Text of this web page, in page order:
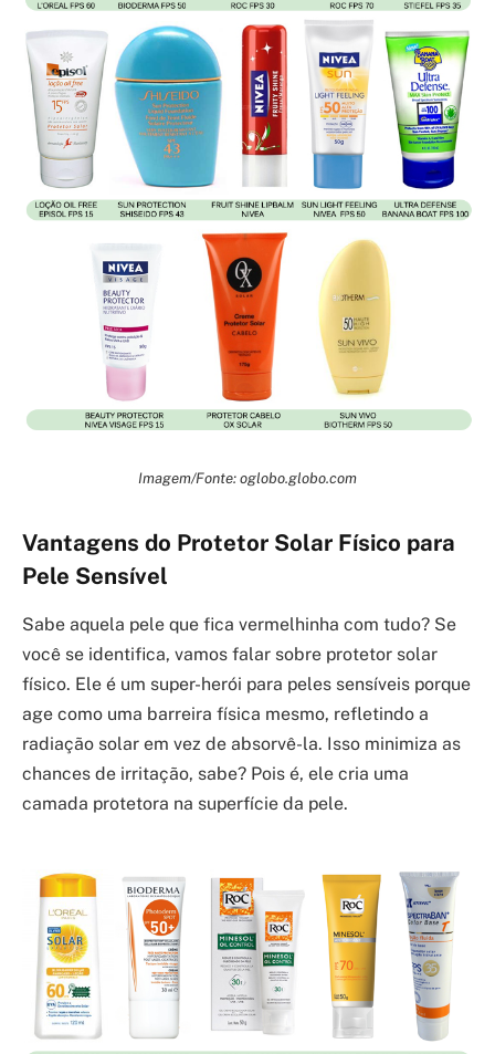
Imagem/Fonte: oglobo.globo.com
Vantagens do Protetor Solar Físico para
Pele Sensível
Sabe aquela pele que fica vermelhinha com tudo? Se
você se identifica, vamos falar sobre protetor solar
físico. Ele é um super-herói para peles sensíveis porque
age como uma barreira física mesmo, refletindo a
radiação solar em vez de absorvê-la. Isso minimiza as
chances de irritação, sabe? Pois é, ele cria uma
camada protetora na superfície da pele.